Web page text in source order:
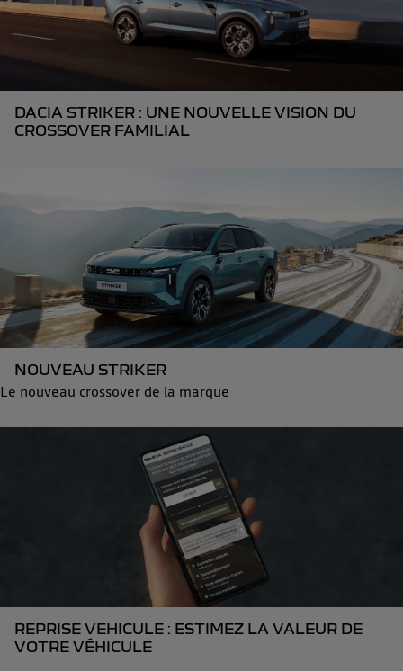
DACIA STRIKER : UNE NOUVELLE VISION DU
CROSSOVER FAMILIAL
NOUVEAU STRIKER
Le nouveau crossover de la marque
REPRISE VEHICULE : ESTIMEZ LA VALEUR DE
VOTRE VÉHICULE